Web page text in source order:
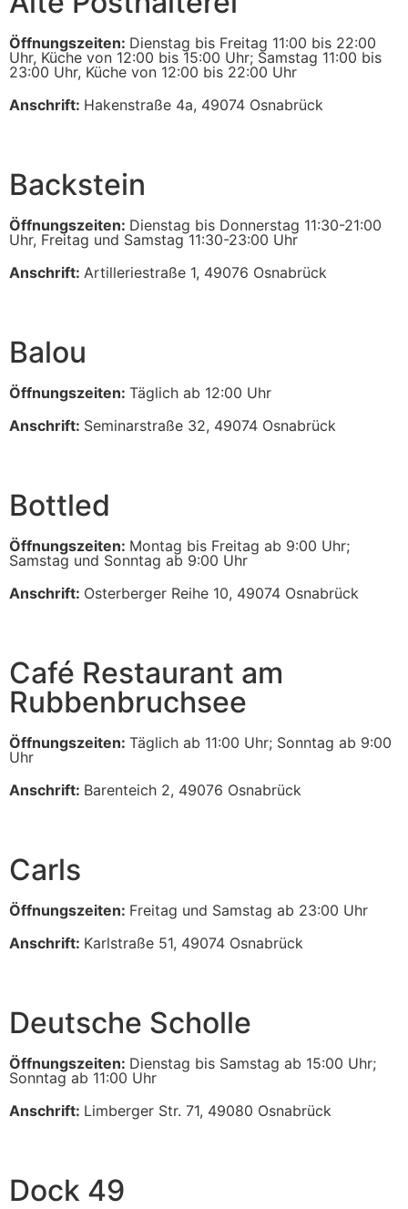
Öffnungszeiten: Dienstag bis Freitag 11:00 bis 22:00
Uhr, Küche von 12:00 bis 15:00 Uhr; Samstag 11:00 bis
23:00 Uhr, Küche von 12:00 bis 22:00 Uhr
Anschrift: Hakenstraße 4a, 49074 Osnabrück
Backstein
Öffnungszeiten: Dienstag bis Donnerstag 11:30-21:00
Uhr, Freitag und Samstag 11:30-23:00 Uhr
Anschrift: Artilleriestraße 1, 49076 Osnabrück
Balou
Öffnungszeiten: Täglich ab 12:00 Uhr
Anschrift: Seminarstraße 32, 49074 Osnabrück
Bottled
Öffnungszeiten: Montag bis Freitag ab 9:00 Uhr;
Samstag und Sonntag ab 9:00 Uhr
Anschrift: Osterberger Reihe 10, 49074 Osnabrück
Café Restaurant am
Rubbenbruchsee
Öffnungszeiten: Täglich ab 11:00 Uhr; Sonntag ab 9:00
Uhr
Anschrift: Barenteich 2, 49076 Osnabrück
Carls
Öffnungszeiten: Freitag und Samstag ab 23:00 Uhr
Anschrift: Karlstraße 51, 49074 Osnabrück
Deutsche Scholle
Öffnungszeiten: Dienstag bis Samstag ab 15:00 Uhr;
Sonntag ab 11:00 Uhr
Anschrift: Limberger Str. 71, 49080 Osnabrück
Dock 49